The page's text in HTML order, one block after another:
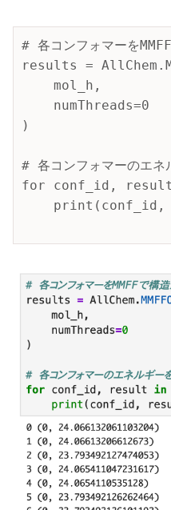
# 各コンフォマーを
results =
    mol_h,
    numThreads=0
)
# 各コンフォマーのエネ
for conf_id,
print(conf_id,